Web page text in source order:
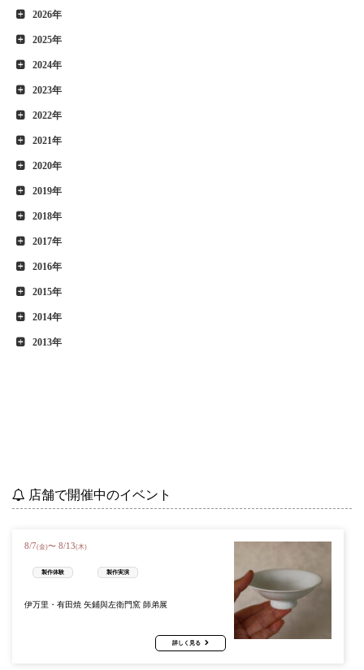
2026年
2025年
2024年
2023年
2022年
2021年
2020年
2019年
2018年
2017年
2016年
2015年
2014年
2013年
店舗で開催中のイベント
8/7(金)〜 8/13(木)
製作体験 製作実演
伊万里・有田焼 矢鋪與左衛門窯 師弟展
詳しく見る